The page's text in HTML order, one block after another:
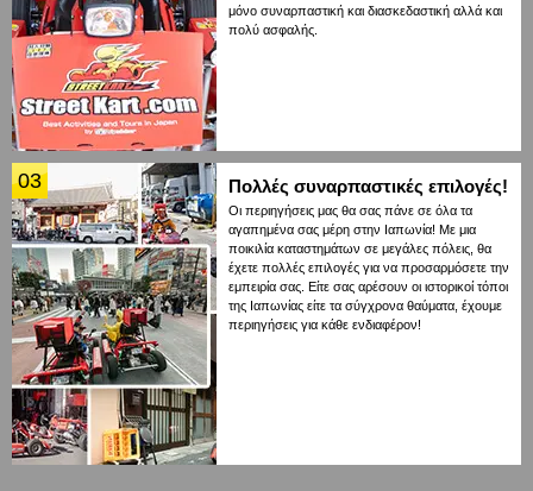
μόνο συναρπαστική και διασκεδαστική αλλά και
πολύ ασφαλής.
03 Πολλές συναρπαστικές επιλογές!
Οι περιηγήσεις μας θα σας πάνε σε όλα τα
αγαπημένα σας μέρη στην Ιαπωνία! Με μια
ποικιλία καταστημάτων σε μεγάλες πόλεις, θα
έχετε πολλές επιλογές για να προσαρμόσετε την
εμπειρία σας. Είτε σας αρέσουν οι ιστορικοί τόποι
της Ιαπωνίας είτε τα σύγχρονα θαύματα, έχουμε
περιηγήσεις για κάθε ενδιαφέρον!